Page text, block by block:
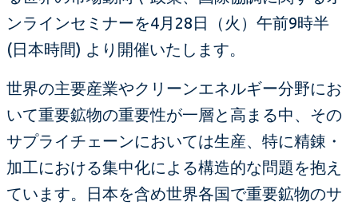
ンラインセミナーを4月28日（火）午前9時半
(日本時間) より開催いたします。
世界の主要産業やクリーンエネルギー分野にお
いて重要鉱物の重要性が一層と高まる中、その
サプライチェーンにおいては生産、特に精錬・
加工における集中化による構造的な問題を抱え
ています。日本を含め世界各国で重要鉱物のサ